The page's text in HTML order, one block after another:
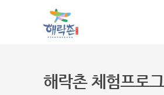
해락촌 체험프로